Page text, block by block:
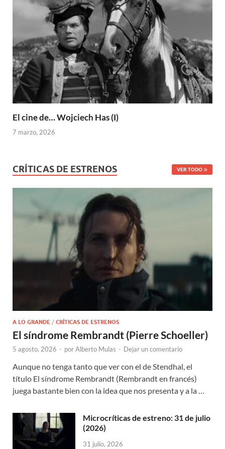
El cine de… Wojciech Has (I)
7 marzo, 2026
CRÍTICAS DE ESTRENOS VER TODO
A LO GRANDE / CRÍTICAS DE ESTRENOS
El síndrome Rembrandt (Pierre Schoeller)
5 agosto, 2026 - porAlberto Mulas - Dejar un comentario
Aunque no tenga tanto que ver con el de Stendhal, el
título El síndrome Rembrandt (Rembrandt en francés)
juega bastante bien con la idea que nos presenta y a la …
Microcríticas de estreno: 31 de julio
(2026)
31 julio, 2026